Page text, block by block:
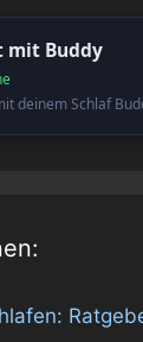
mit Buddy
deinem Schlaf